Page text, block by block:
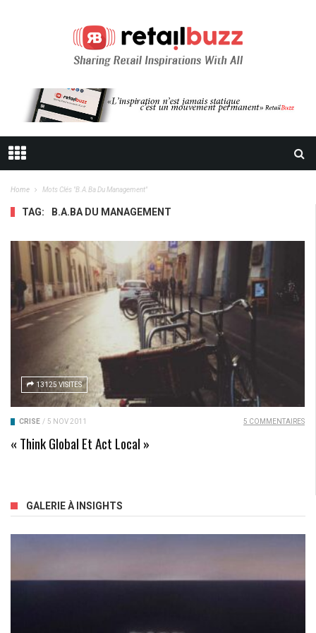
Home Mots Clés "b.a.ba Du Management"
TAG: B.A.BA DU MANAGEMENT
13125 VISITES
CRISE / 5 NOV 2011 5 COMMENTAIRES
« Think Global Et Act Local »
GALERIE À INSIGHTS